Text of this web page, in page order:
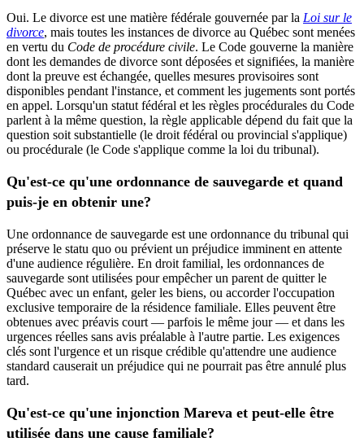
Oui. Le divorce est une matière fédérale gouvernée par la Loi sur le
divorce, mais toutes les instances de divorce au Québec sont menées
en vertu du Code de procédure civile. Le Code gouverne la manière
dont les demandes de divorce sont déposées et signifiées, la manière
dont la preuve est échangée, quelles mesures provisoires sont
disponibles pendant l'instance, et comment les jugements sont portés
en appel. Lorsqu'un statut fédéral et les règles procédurales du Code
parlent à la même question, la règle applicable dépend du fait que la
question soit substantielle (le droit fédéral ou provincial s'applique)
ou procédurale (le Code s'applique comme la loi du tribunal).
Qu'est-ce qu'une ordonnance de sauvegarde et quand
puis-je en obtenir une?
Une ordonnance de sauvegarde est une ordonnance du tribunal qui
préserve le statu quo ou prévient un préjudice imminent en attente
d'une audience régulière. En droit familial, les ordonnances de
sauvegarde sont utilisées pour empêcher un parent de quitter le
Québec avec un enfant, geler les biens, ou accorder l'occupation
exclusive temporaire de la résidence familiale. Elles peuvent être
obtenues avec préavis court — parfois le même jour — et dans les
urgences réelles sans avis préalable à l'autre partie. Les exigences
clés sont l'urgence et un risque crédible qu'attendre une audience
standard causerait un préjudice qui ne pourrait pas être annulé plus
tard.
Qu'est-ce qu'une injonction Mareva et peut-elle être
utilisée dans une cause familiale?